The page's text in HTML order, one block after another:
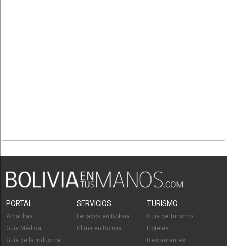
PORTAL
Amarillas
Guía Médica
Guía de la Industria
SERVICIOS
Feriados en Bolivia
Clima en Bolivia
TURISMO
Guía de Turismo
Hoteles
Restaurantes